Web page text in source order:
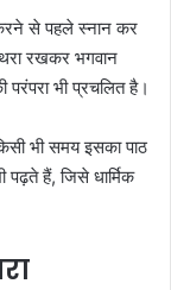
से पहले स्नान कर
रखकर भगवान
भी प्रचलित है।
भी समय इसका पाठ
हैं, जिसे धार्मिक